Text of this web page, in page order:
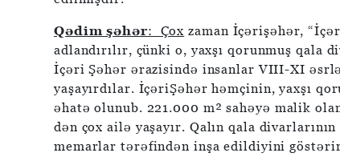
Qədim şəhər: Çox zaman İçərişəhər,
adlandırılır, çünki o, yaxşı qorunmuş qala
İçəri Şəhər ərazisində insanlar VIII-XI
yaşayırdılar. İçəriŞəhər həmçinin, yaxşı
əhatə olunub. 221.000 m² sahəyə malik
dən çox ailə yaşayır. Qalın qala divarlarının
memarlar tərəfindən inşa edildiyini